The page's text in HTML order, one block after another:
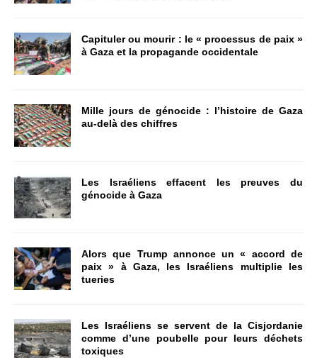
Capituler ou mourir : le « processus de paix »
à Gaza et la propagande occidentale
Mille jours de génocide : l’histoire de Gaza
au-delà des chiffres
Les Israéliens effacent les preuves du
génocide à Gaza
Alors que Trump annonce un « accord de
paix » à Gaza, les Israéliens multiplie les
tueries
Les Israéliens se servent de la Cisjordanie
comme d’une poubelle pour leurs déchets
toxiques